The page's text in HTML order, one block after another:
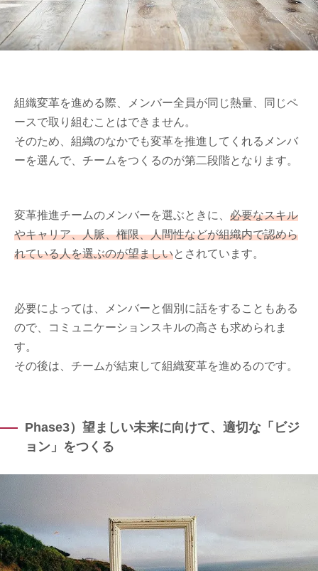
組織変革を進める際、メンバー全員が同じ熱量、同じペ
ースで取り組むことはできません。
そのため、組織のなかでも変革を推進してくれるメンバ
ーを選んで、チームをつくるのが第二段階となります。
変革推進チームのメンバーを選ぶときに、 必要なスキル
やキャリア、人脈、権限、人間性などが組織内で認めら
れている人を選ぶのが望ましいとされています。
必要によっては、メンバーと個別に話をすることもある
ので、コミュニケーションスキルの高さも求められま
す。
その後は、チームが結束して組織変革を進めるのです。
Phase3）望ましい未来に向けて、適切な「ビジ
ョン」をつくる